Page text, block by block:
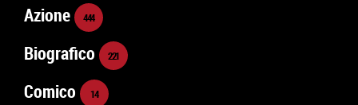
Azione 444
Biografico 221
Comico 14